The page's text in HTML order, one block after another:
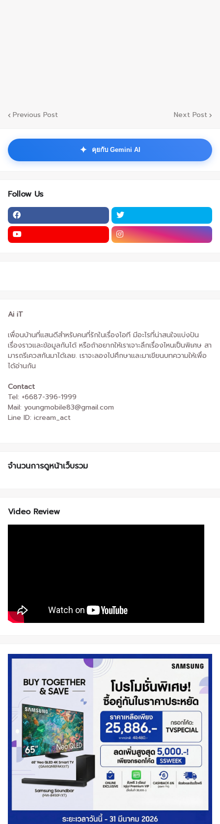
Previous Post Next Post
✦ คุยกับ Gemini AI
Follow Us
Ai iT
เพื่อนบ้านที่แสนดีสำหรับคนที่รักในเรื่องไอที มีอะไรที่น่าสนใจแบ่งปัน
เรื่องราวและข้อมูลกันได้ หรือถ้าอยากให้เราเจาะลึกเรื่องไหนเป็นพิเศษ สา
มารถรีเควสกันมาได้เลย. เราจะลองไปศึกษาและมาเขียนบทความให้เพื่อ
ได้อ่านกัน
Contact
Tel: +6687-396-1999
Mail: youngmobile83@gmail.com
Line ID: icream_act
จำนวนการดูหน้าเว็บรวม
Video Review